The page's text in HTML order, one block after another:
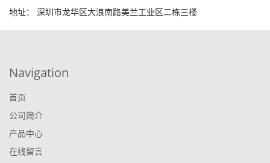
地址： 深圳市龙华区大浪南路美兰工业区二栋三楼
Navigation
首页
公司简介
产品中心
在线留言